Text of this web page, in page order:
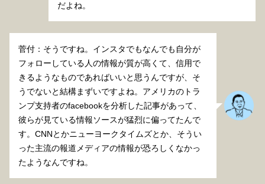
だよね。
菅付：そうですね。インスタでもなんでも自分が
フォローしている人の情報が質が高くて、信用で
きるようなものであればいいと思うんですが、そ
うでないと結構まずいですよね。アメリカのトラ
ンプ支持者のfacebookを分析した記事があって、
彼らが見ている情報ソースが猛烈に偏ってたんで
す。CNNとかニューヨークタイムズとか、そうい
った主流の報道メディアの情報が恐ろしくなかっ
たようなんですね。